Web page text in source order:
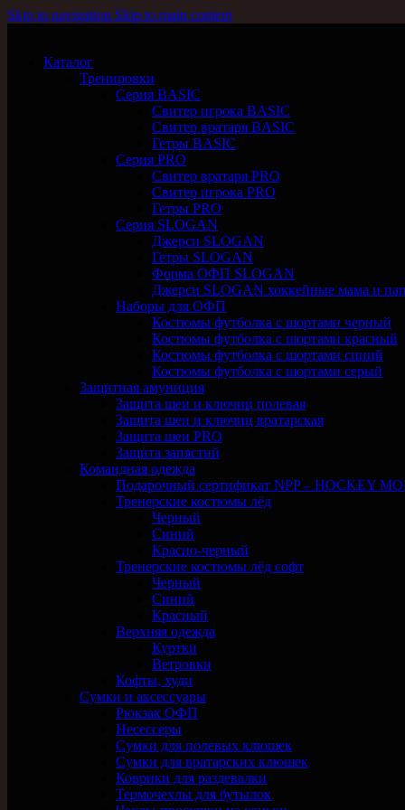
Skip to navigation Skip to main content
Каталог
Тренировки
Серия BASIC
Свитер игрока BASIC
Свитер вратаря BASIC
Гетры BASIC
Серия PRO
Свитер вратаря PRO
Свитер игрока PRO
Гетры PRO
Серия SLOGAN
Джерси SLOGAN
Гетры SLOGAN
Форма ОФП SLOGAN
Джерси SLOGAN хоккейные мама и
Наборы для ОФП
Костюмы футболка с шортами черный
Костюмы футболка с шортами красный
Костюмы футболка с шортами синий
Костюмы футболка с шортами серый
Защитная амуниция
Защита шеи и ключиц полевая
Защита шеи и ключиц вратарская
Защита шеи PRO
Защита запястий
Командная одежда
Подарочный сертификат NPP – HOCKEY
Тренерские костюмы лёд
Черный
Синий
Красно-черный
Тренерские костюмы лёд софт
Черный
Синий
Красный
Верхняя одежда
Куртки
Ветровки
Кофты, худи
Сумки и аксессуары
Рюкзак ОФП
Несессеры
Сумки для полевых клюшек
Сумки для вратарских клюшек
Коврики для раздевалки
Термочехлы для бутылок